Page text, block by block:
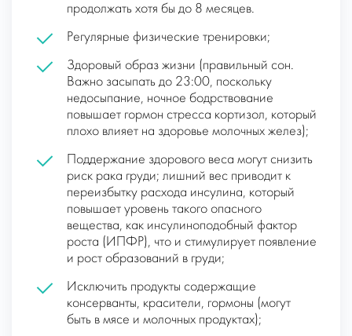
продолжать хотя бы до 8 месяцев.
Регулярные физические тренировки;
Здоровый образ жизни (правильный сон.
Важно засыпать до 23:00, поскольку
недосыпание, ночное бодрствование
повышает гормон стресса кортизол, который
плохо влияет на здоровье молочных желез);
Поддержание здорового веса могут снизить
риск рака груди; лишний вес приводит к
переизбытку расхода инсулина, который
повышает уровень такого опасного
вещества, как инсулиноподобный фактор
роста (ИПФР), что и стимулирует появление
и рост образований в груди;
Исключить продукты содержащие
консерванты, красители, гормоны (могут
быть в мясе и молочных продуктах);